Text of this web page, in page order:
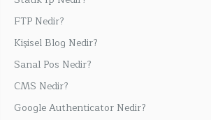
FTP Nedir?
Kişisel Blog Nedir?
Sanal Pos Nedir?
CMS Nedir?
Google Authenticator Nedir?